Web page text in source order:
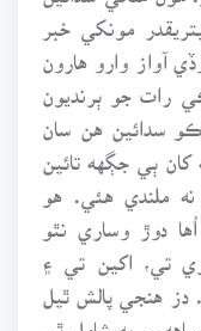
مونکي خبر
آواز وارو هارون
رات جو ٻرنديون
سدائين هن سان
ٻي جڳهه تائين
ملندي هئي. هو
دوڙ وساري نٿو
تي، اکين تي ۽
هنجي پالش ٿيل
۾ به شامل ٿي